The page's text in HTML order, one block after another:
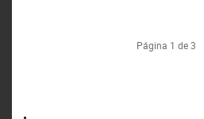
Página 1 de 3